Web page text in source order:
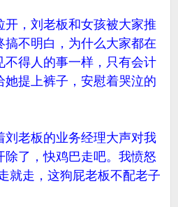
，刘老板和女孩被大家推
搞不明白，为什么大家都在
不得人的事一样，只有会计
她提上裤子，安慰着哭泣的
老板的业务经理大声对我
除了，快鸡巴走吧。我愤怒
就走，这狗屁老板不配老子